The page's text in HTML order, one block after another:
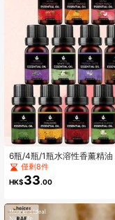
6瓶/4瓶/1瓶水溶性香薰精油
精油礼盒，10毫升水溶性香
天然香薰扩散器，石质加湿
薰精油补充装，适用于家居
人节礼物
僅剩8件
HK$33.00